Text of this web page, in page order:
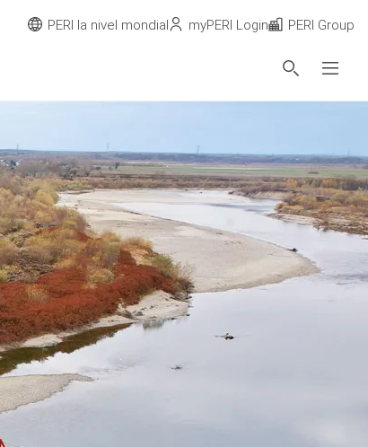
PERI la nivel mondial myPERI Login PERI Group